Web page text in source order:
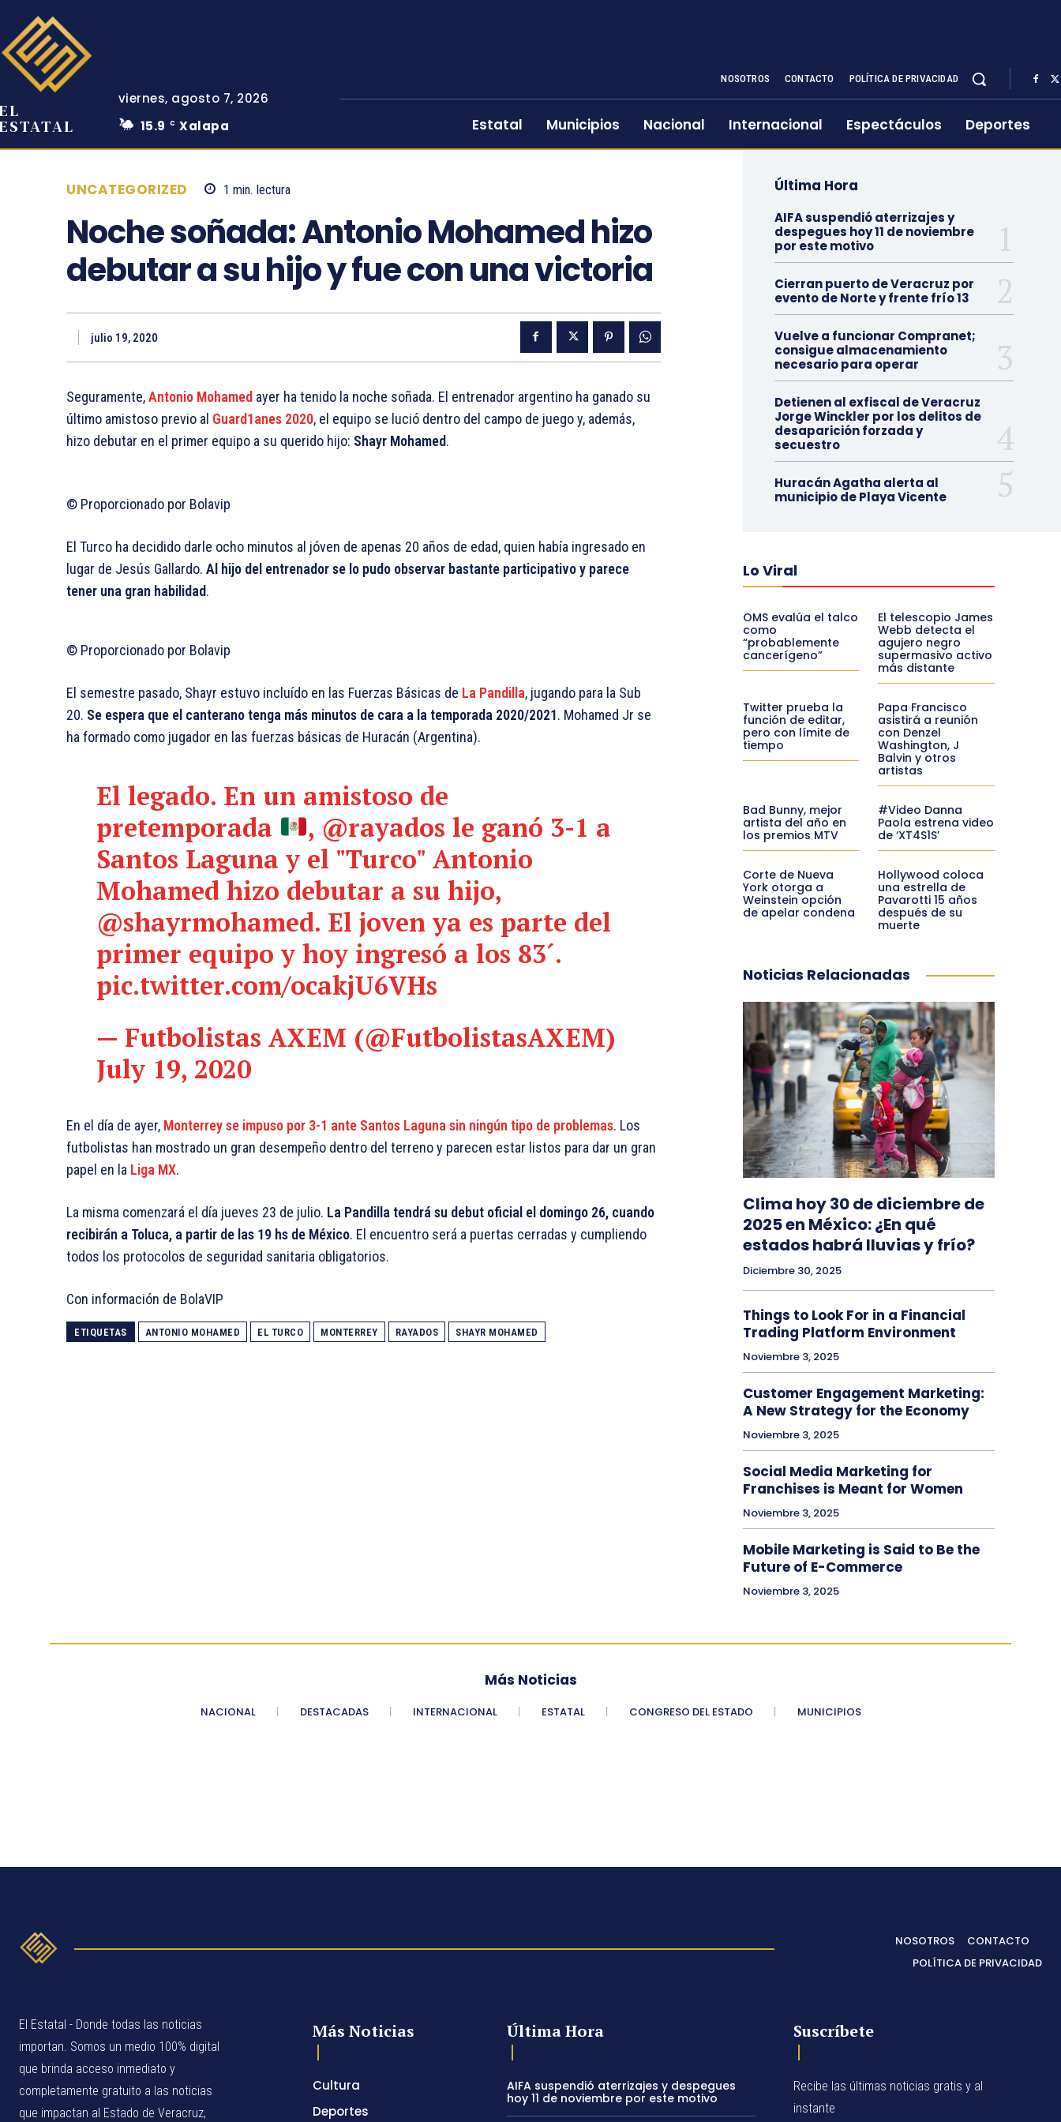
EL
ESTATAL
viernes, agosto 7, 2026
15.9
C Xalapa
NOSOTROS CONTACTO POLÍTICA DE PRIVACIDAD
Estatal Municipios Nacional Internacional Espectáculos Deportes
UNCATEGORIZED 1 min. lectura
Noche soñada: Antonio Mohamed hizo
debutar a su hijo y fue con una victoria
julio 19, 2020
Seguramente,Antonio Mohamed ayer ha tenido la noche soñada. El entrenador argentino ha ganado su
último amistoso previo al Guard1anes 2020, el equipo se lució dentro del campo de juego y, además,
hizo debutar en el primer equipo a su querido hijo: Shayr Mohamed.
© Proporcionado por Bolavip
El Turco ha decidido darle ocho minutos al jóven de apenas 20 años de edad, quien había ingresado en
lugar de Jesús Gallardo. Al hijo del entrenador se lo pudo observar bastante participativo y parece
tener una gran habilidad.
© Proporcionado por Bolavip
El semestre pasado, Shayr estuvo incluído en las Fuerzas Básicas de La Pandilla, jugando para la Sub
20. Se espera que el canterano tenga más minutos de cara a la temporada 2020/2021. Mohamed Jr se
ha formado como jugador en las fuerzas básicas de Huracán (Argentina).
El legado. En un amistoso de
pretemporada
, @rayados le ganó 3-1 a
Santos Laguna y el "Turco" Antonio
Mohamed hizo debutar a su hijo,
@shayrmohamed. El joven ya es parte del
primer equipo y hoy ingresó a los 83´.
pic.twitter.com/ocakjU6VHs
— Futbolistas AXEM (@FutbolistasAXEM)
July 19, 2020
En el día de ayer, Monterrey se impuso por 3-1 ante Santos Laguna sin ningún tipo de problemas. Los
futbolistas han mostrado un gran desempeño dentro del terreno y parecen estar listos para dar un gran
papel en la Liga MX.
La misma comenzará el día jueves 23 de julio. La Pandilla tendrá su debut oficial el domingo 26, cuando
recibirán a Toluca, a partir de las 19 hs de México. El encuentro será a puertas cerradas y cumpliendo
todos los protocolos de seguridad sanitaria obligatorios.
Con información de BolaVIP
ETIQUETAS ANTONIO MOHAMED EL TURCO MONTERREY RAYADOS SHAYR MOHAMED
Última Hora
AIFA suspendió aterrizajes y
despegues hoy 11 de noviembre
por este motivo
Cierran puerto de Veracruz por
evento de Norte y frente frío 13
Vuelve a funcionar Compranet;
consigue almacenamiento
necesario para operar
Detienen al exfiscal de Veracruz
Jorge Winckler por los delitos de
desaparición forzada y
secuestro
Huracán Agatha alerta al
municipio de Playa Vicente
Lo Viral
OMS evalúa el talco
como
“probablemente
cancerígeno”
El telescopio James
Webb detecta el
agujero negro
supermasivo activo
más distante
Twitter prueba la
función de editar,
pero con límite de
tiempo
Papa Francisco
asistirá a reunión
con Denzel
Washington, J
Balvin y otros
artistas
Bad Bunny, mejor
artista del año en
los premios MTV
#Video Danna
Paola estrena video
de ‘XT4S1S’
Corte de Nueva
York otorga a
Weinstein opción
de apelar condena
Hollywood coloca
una estrella de
Pavarotti 15 años
después de su
muerte
Noticias Relacionadas
Clima hoy 30 de diciembre de
2025 en México: ¿En qué
estados habrá lluvias y frío?
Diciembre 30, 2025
Things to Look For in a Financial
Trading Platform Environment
Noviembre 3, 2025
Customer Engagement Marketing:
A New Strategy for the Economy
Noviembre 3, 2025
Social Media Marketing for
Franchises is Meant for Women
Noviembre 3, 2025
Mobile Marketing is Said to Be the
Future of E-Commerce
Noviembre 3, 2025
Más Noticias
NACIONAL DESTACADAS INTERNACIONAL ESTATAL CONGRESO DEL ESTADO MUNICIPIOS
NOSOTROS
CONTACTO
POLÍTICA DE PRIVACIDAD
El Estatal - Donde todas las noticias
importan. Somos un medio 100% digital
que brinda acceso inmediato y
completamente gratuito a las noticias
que impactan al Estado de Veracruz,
Más Noticias
Cultura
Deportes
Última Hora
AIFA suspendió aterrizajes y despegues
hoy 11 de noviembre por este motivo
Suscríbete
Recibe las últimas noticias gratis y al
instante